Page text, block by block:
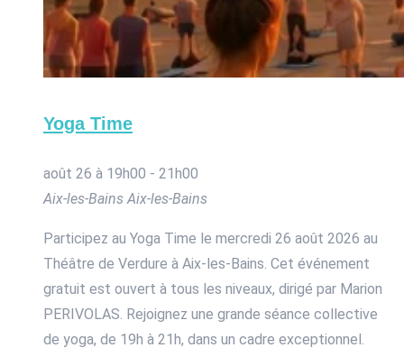
Yoga Time
août 26 à 19h00 - 21h00
Aix-les-BainsAix-les-Bains
Participez au Yoga Time le mercredi 26 août 2026 au
Théâtre de Verdure à Aix-les-Bains. Cet événement
gratuit est ouvert à tous les niveaux, dirigé par Marion
PERIVOLAS. Rejoignez une grande séance collective
de yoga, de 19h à 21h, dans un cadre exceptionnel.